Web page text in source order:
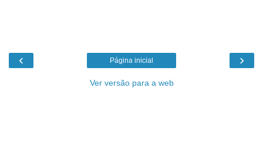
‹ ›
Página inicial
Ver versão para a web